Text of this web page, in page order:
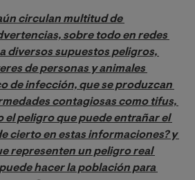
circulan multitud de
sobre todo en redes
diversos supuestos peligros,
de personas y animales
de infección, que se produzcan
contagiosas como tifus,
el peligro que puede entrañar el
cierto en estas informaciones? y
representen un peligro real
hacer la población para